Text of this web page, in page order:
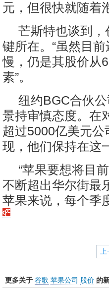
元，但很快就随着
芒斯特也谈到
键所在。“虽然目
慢，仍是其股价从
素”。
纽约BGC合伙
景持审慎态度。在
超过5000亿美元
现，他们保持在这
“苹果要想将目
不断超出华尔街最
苹果来说，每个季
更多关于 谷歌 苹果公司 股价 的